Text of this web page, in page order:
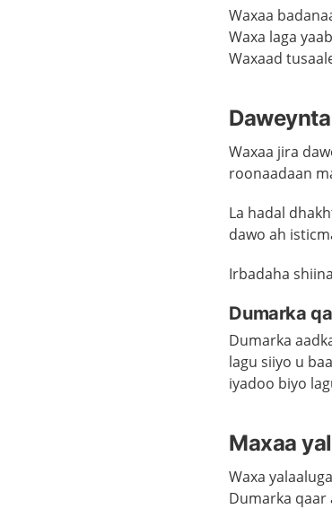
Waxaa
Waxa laga
Waxaad
Daweynta
Waxaa jira
roonaadaan
La hadal
dawo ah
Irbadaha
Dumarka
Dumarka
lagu siiyo u
iyadoo biyo
Maxaa
Waxa
Dumarka qaar